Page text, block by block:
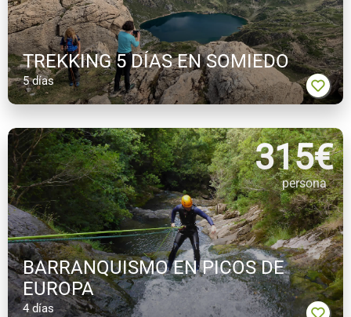
TREKKING 5 DÍAS EN SOMIEDO
5 días
315€
persona
BARRANQUISMO EN PICOS DE
EUROPA
4 días